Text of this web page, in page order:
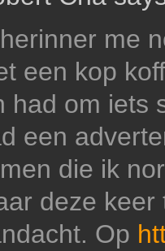
me
een kop
had om iets
een
die ik
deze keer
Op